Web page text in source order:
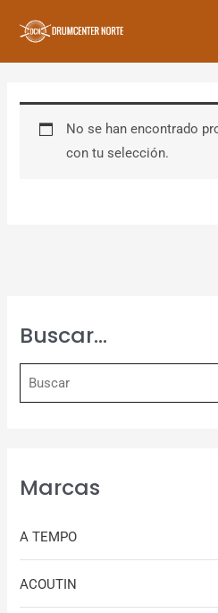
contenido
No se han encontrado
con tu selección.
Buscar…
Marcas
A TEMPO
ACOUTIN